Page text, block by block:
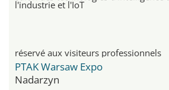
l'industrie et l'IoT
réservé aux visiteurs professionnels
PTAK Warsaw Expo
Nadarzyn